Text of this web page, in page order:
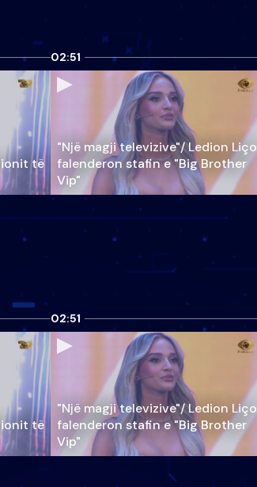
të
02:51
"Një magji televizive"/ Ledion Liço
falenderon stafin e "Big Brother
Vip"
të
02:51
"Një magji televizive"/ Ledion Liço
falenderon stafin e "Big Brother
Vip"